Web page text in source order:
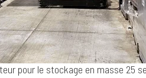
pour le stockage en masse 25